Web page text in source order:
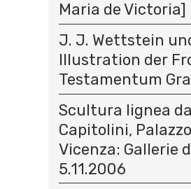
Maria de Victoria]
J. J. Wettstein
Illustration der
Testamentum
Scultura lignea
Capitolini,
Vicenza: Gallerie
5.11.2006